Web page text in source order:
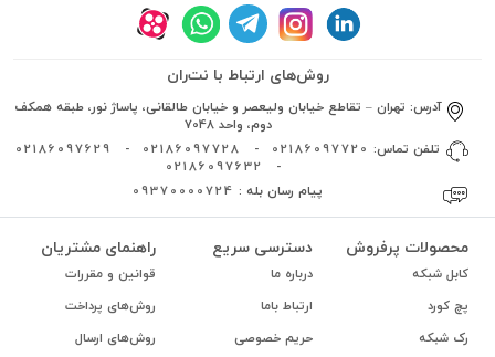
روش‌های ارتباط با نت‌ران
آدرس: تهران – تقاطع خیابان ولیعصر و خیابان طالقانی، پاساژ نور، طبقه همکف
دوم، واحد 7048
تلفن تماس: 02186097720
-
02186097728
-
02186097629
-
02186097632
پیام رسان بله : 09370000724
محصولات پرفروش
کابل شبکه
پچ کورد
رک شبکه
دسترسی سریع
درباره ما
ارتباط باما
حریم خصوصی
راهنمای مشتریان
قوانین و مقررات
روش‌های پرداخت
روش‌های ارسال